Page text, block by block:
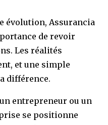
évolution, Assurancia
de revoir
Les réalités
et une simple
différence.
entrepreneur ou un
se positionne